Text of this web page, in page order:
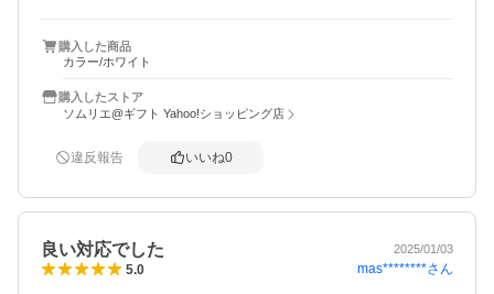
購入した商品
カラー/ホワイト
購入したストア
ソムリエ@ギフト Yahoo!ショッピング店
違反報告 いいね0
良い対応でした 2025/01/03
5.0 mas********さん